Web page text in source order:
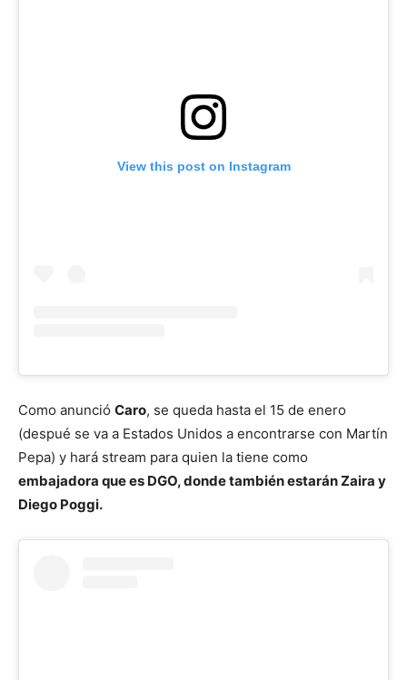
View this post on Instagram
Como anunció Caro, se queda hasta el 15 de enero
(despué se va a Estados Unidos a encontrarse con Martín
Pepa) y hará stream para quien la tiene como
embajadora que es DGO, donde también estarán Zaira y
Diego Poggi.